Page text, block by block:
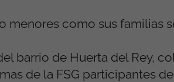
como sus familias
barrio de Huerta del Rey,
de la FSG participantes